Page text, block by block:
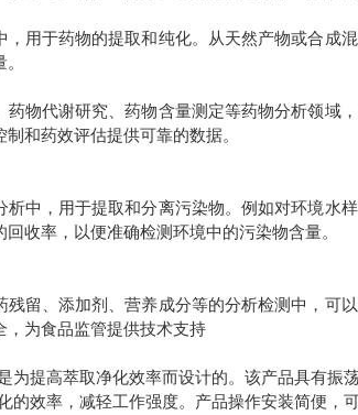
，用于药物的提取和纯化。从天然产物或合成
药物代谢研究、药物含量测定等药物分析领域
制和药效评估提供可靠的数据。
析中，用于提取和分离污染物。例如对环境水
回收率，以便准确检测环境中的污染物含量。
残留、添加剂、营养成分等的分析检测中，可
，为食品监管提供技术支持
为提高萃取净化效率而设计的。该产品具有振
效率，减轻工作强度。产品操作安装简便，